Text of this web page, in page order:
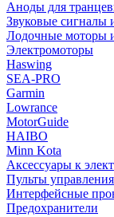
Аноды для
Звуковые сигналы
Лодочные моторы
Электромоторы
Haswing
SEA-PRO
Garmin
Lowrance
MotorGuide
HAIBO
Minn Kota
Аксессуары к
Пульты управления
Интерфейсные
Предохранители